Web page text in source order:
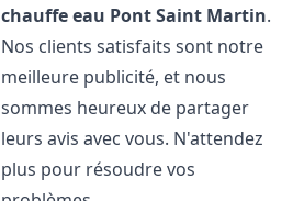
chauffe eau Pont Saint Martin.
Nos clients satisfaits sont notre
meilleure publicité, et nous
sommes heureux de partager
leurs avis avec vous. N'attendez
plus pour résoudre vos